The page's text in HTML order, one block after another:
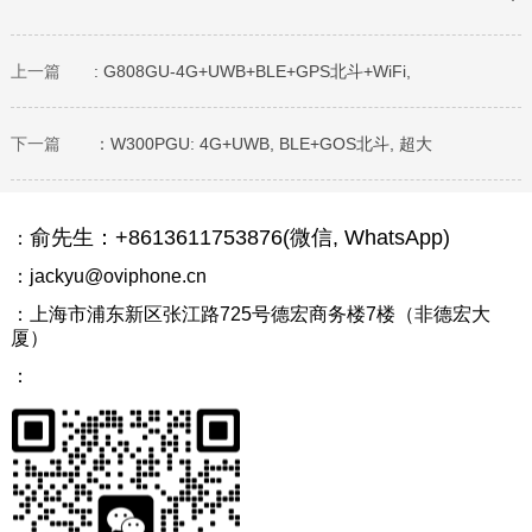
上一篇 : G808GU-4G+UWB+BLE+GPS北斗+WiFi,
下一篇 ：W300PGU: 4G+UWB, BLE+GOS北斗, 超大
： 俞先生：+8613611753876(微信, WhatsApp)
：jackyu@oviphone.cn
：上海市浦东新区张江路725号德宏商务楼7楼（非德宏大
厦）
：